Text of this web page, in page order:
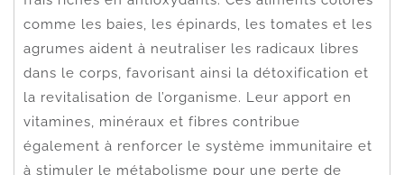
comme les baies, les épinards, les tomates et les
agrumes aident à neutraliser les radicaux libres
dans le corps, favorisant ainsi la détoxification et
la revitalisation de l’organisme. Leur apport en
vitamines, minéraux et fibres contribue
également à renforcer le système immunitaire et
à stimuler le métabolisme pour une perte de